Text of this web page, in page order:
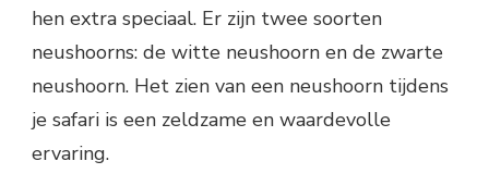
hen extra speciaal. Er zijn twee soorten
neushoorns: de witte neushoorn en de zwarte
neushoorn. Het zien van een neushoorn tijdens
je safari is een zeldzame en waardevolle
ervaring.